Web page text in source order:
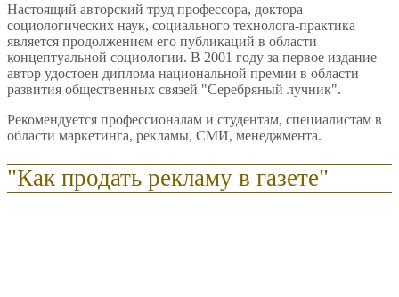
Настоящий авторский труд профессора, доктора
социологических наук, социального технолога-практика
является продолжением его публикаций в области
концептуальной социологии. В 2001 году за первое издание
автор удостоен диплома национальной премии в области
развития общественных связей "Серебряный лучник".
Рекомендуется профессионалам и студентам, специалистам в
области маркетинга, рекламы, СМИ, менеджмента.
"Как продать рекламу в газете"